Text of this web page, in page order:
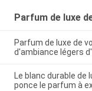
Parfum de luxe
Parfum de luxe de
d'ambiance légers
Le blanc durable
ponce le parfum à